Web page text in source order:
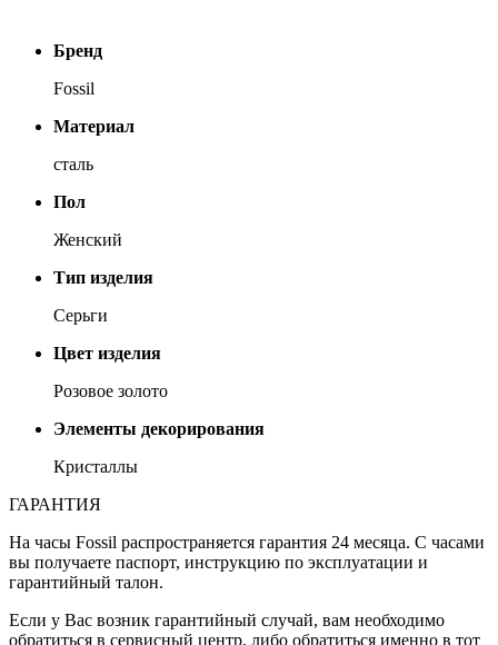
Бренд
Fossil
Материал
сталь
Пол
Женский
Тип изделия
Серьги
Цвет изделия
Розовое золото
Элементы декорирования
Кристаллы
ГАРАНТИЯ
На часы Fossil распространяется гарантия 24 месяца. С часами
вы получаете паспорт, инструкцию по эксплуатации и
гарантийный талон.
Если у Вас возник гарантийный случай, вам необходимо
обратиться в сервисный центр, либо обратиться именно в тот